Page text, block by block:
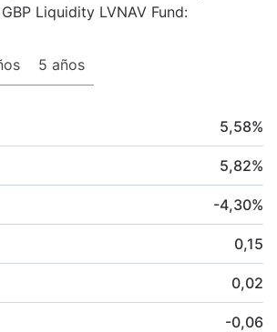
Liquidity LVNAV Fund:
5 años
5,58%
5,82%
-4,30%
0,15
0,02
-0,06